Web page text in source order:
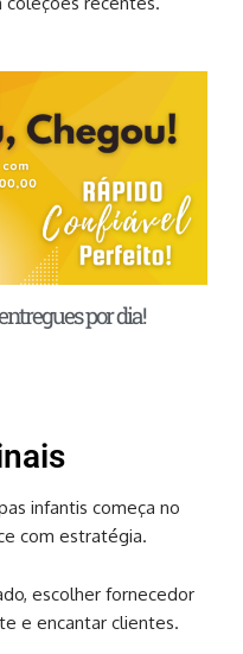
por dia!
infantis começa no
com estratégia.
escolher fornecedor
e encantar clientes.